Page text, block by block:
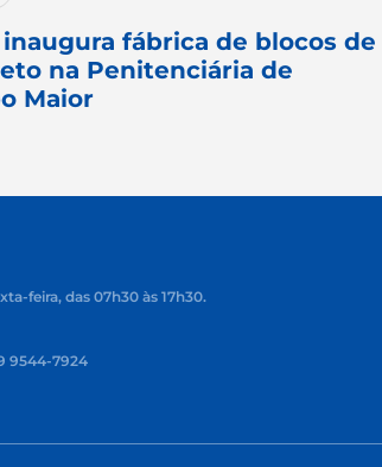
inaugura fábrica de blocos de
na Penitenciária de
Maior
feira, das 07h30 às 17h30.
9544-7924